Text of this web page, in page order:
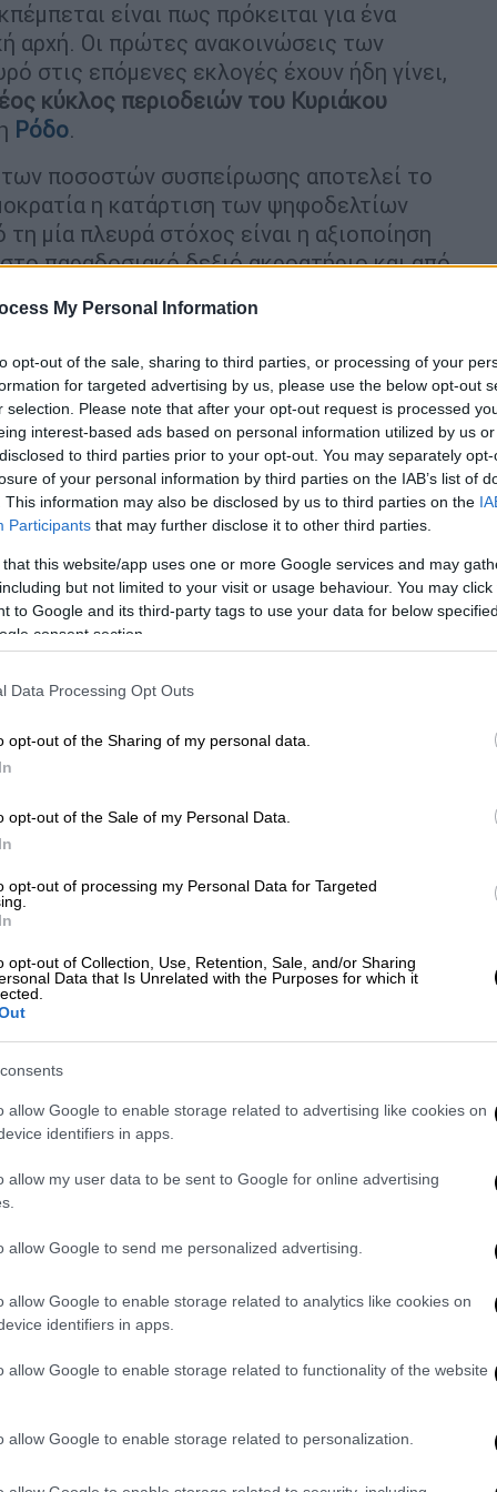
My Personal Information
opt-out of the sale, sharing to third parties, or processing of your
for targeted advertising by us, please use the below opt-out
selection. Please note that after your opt-out request is processed
interest-based ads based on personal information utilized by us
to third parties prior to your opt-out. You may separately
of your personal information by third parties on the IAB’s list of
This information may also be disclosed by us to third parties on the
Participants that may further disclose it to other third parties.
that this website/app uses one or more Google services and may
but not limited to your visit or usage behaviour. You may
to Google and its third-party tags to use your data for below
consent section.
Data Processing Opt Outs
opt-out of the Sharing of my personal data.
opt-out of the Sale of my Personal Data.
opt-out of processing my Personal Data for Targeted
opt-out of Collection, Use, Retention, Sale, and/or Sharing
Data that Is Unrelated with the Purposes for which it
allow Google to enable storage related to advertising like cookies on
identifiers in apps.
allow my user data to be sent to Google for online advertising
allow Google to send me personalized advertising.
allow Google to enable storage related to analytics like cookies on
identifiers in apps.
allow Google to enable storage related to functionality of the website
allow Google to enable storage related to personalization.
είναι πως πρόκειται για ένα
αρχή. Οι πρώτες ανακοινώσεις των
στις επόμενες εκλογές έχουν ήδη γίνει,
κύκλος περιοδειών του Κυριάκου
Ρόδο.
ποσοστών συσπείρωσης αποτελεί το
η κατάρτιση των ψηφοδελτίων
τη μία πλευρά στόχος είναι η αξιοποίηση
παραδοσιακό δεξιό ακροατήριο και από
τα ανοίγματα στο κέντρο.
για την παράτυπη μετανάστευση
πρόεδρος της αρμόδιας
μελών της κυβέρνησης και
οι υποψηφιότητες του
Νοημοσύνης, Δημήτρη Παπαστεργίου
Ειρήνης Αγαπηδάκη
Μάριου Θεμιστοκλέους
Παιδείας, Νίκου Παπαϊωάννου
νέα άφιξη είναι αυτή του
γνωστά ονόματα του κόμματος και
θέσεις ήταν ο
περιφέρεια είχαν επίσης
αναμένεται αυτή τη φορά να είναι
υποψήφια στο Βόρειο τομέα της
Φωτεινή Βρύνα .
είναι η Α’ Αθηνών όπου νέα άφιξη
Αλεξάνδρα Σδούκου. Από την
καθώς το πολιτικό του βλέμμα
και αναμένεται να είναι ξανά
και ο εκπρόσωπος τύπου του
: Στο Νότιο τομέα της Αθήνας